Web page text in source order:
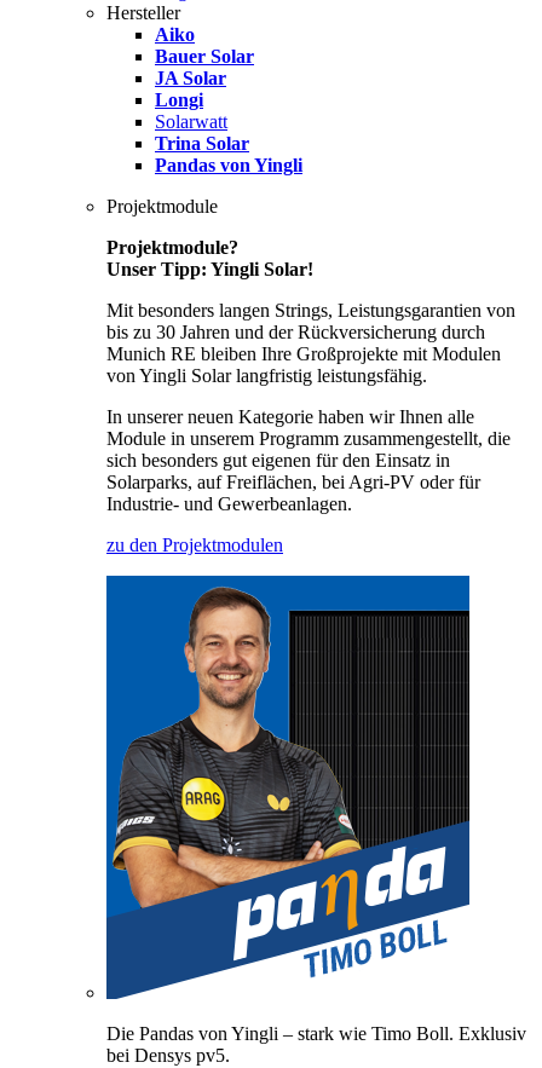
Hersteller
Aiko
Bauer Solar
JA Solar
Longi
Solarwatt
Trina Solar
Pandas von Yingli
Projektmodule
Projektmodule?
Unser Tipp: Yingli Solar!
Mit besonders langen Strings, Leistungsgarantien von
bis zu 30 Jahren und der Rückversicherung durch
Munich RE bleiben Ihre Großprojekte mit Modulen
von Yingli Solar langfristig leistungsfähig.
In unserer neuen Kategorie haben wir Ihnen alle
Module in unserem Programm zusammengestellt, die
sich besonders gut eigenen für den Einsatz in
Solarparks, auf Freiflächen, bei Agri-PV oder für
Industrie- und Gewerbeanlagen.
zu den Projektmodulen
Die Pandas von Yingli – stark wie Timo Boll. Exklusiv
bei Densys pv5.